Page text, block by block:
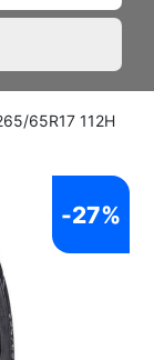
65R17 112H
-27%